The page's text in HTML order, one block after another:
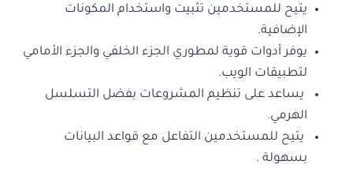
يتيح للمستخدمين تثبيت واستخدام المكونات
الإضافية.
يوفر أدوات قوية لمطوري الجزء الخلفي والجزء الأمامي
لتطبيقات الويب.
يساعد على تنظيم المشروعات بفضل التسلسل
الهرمي.
يتيح للمستخدمين التفاعل مع قواعد البيانات
بسهولة .